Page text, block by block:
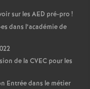
sur les AED pré-pro !
dans l’académie de
de la CVEC pour les
Entrée dans le métier